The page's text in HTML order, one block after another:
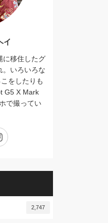
イ
に移住したグ
。いろいろな
をしたりも
G5 X Mark
で撮ってい
Instagram
2,747